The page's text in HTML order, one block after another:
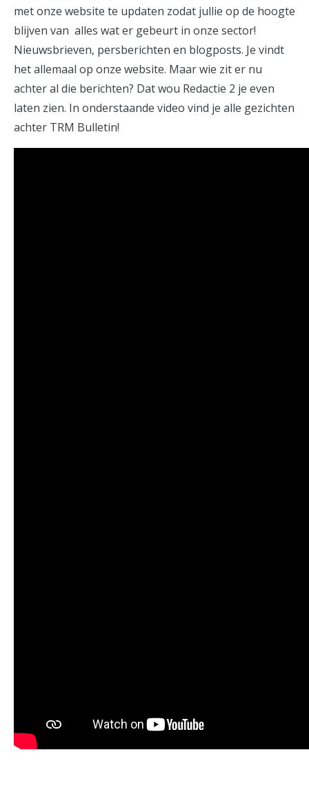
met onze website te updaten zodat jullie op de hoogte
blijven van alles wat er gebeurt in onze sector!
Nieuwsbrieven, persberichten en blogposts. Je vindt
het allemaal op onze website. Maar wie zit er nu
achter al die berichten? Dat wou Redactie 2 je even
laten zien. In onderstaande video vind je alle gezichten
achter TRM Bulletin!